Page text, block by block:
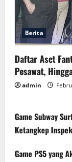
Berita
Daftar Aset
Pesawat,
admin
Game Subway
Ketangkep
Game PS5 yang